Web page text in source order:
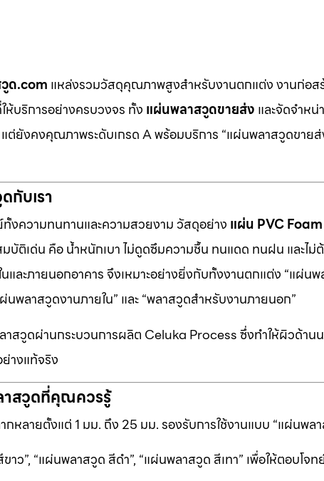
ด.com แหล่งรวมวัสดุคุณภาพสูงสำหรับงานตกแต่ง งานก่อสร้
บริการอย่างครบวงจร ทั้ง แผ่นพลาสวูดขายส่ง และจัดจำหน่
ต่ยังคงคุณภาพระดับเกรด A พร้อมบริการ “แผ่นพลาสวูดขา
กับเรา
งความทนทานและความสวยงาม วัสดุอย่าง แผ่น PVC
ติเด่น คือ น้ำหนักเบา ไม่ดูดซึมความชื้น ทนแดด ทนฝน และไม่
และภายนอกอาคาร จึงเหมาะอย่างยิ่งกับทั้งงานตกแต่ง “แผ่น
นพลาสวูดงานภายใน” และ “พลาสวูดสำหรับงานภายนอก”
วูดผ่านกระบวนการผลิต Celuka Process ซึ่งทำให้ผิวด้านน
างแท้จริง
สวูดที่คุณควรรู้
หลายตั้งแต่ 1 มม. ถึง 25 มม. รองรับการใช้งานแบบ “แผ่นพล
าว”, “แผ่นพลาสวูด สีดำ”, “แผ่นพลาสวูด สีเทา” เพื่อให้ตอบโ